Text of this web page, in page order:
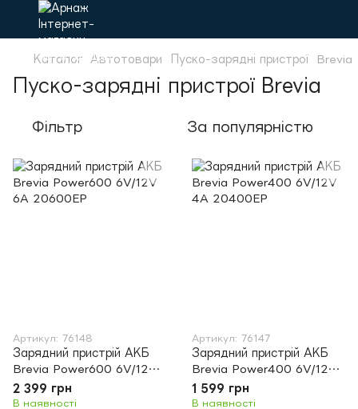
Каталог Автотовари Пуско-зарядні пристрої Brevia
Пуско-зарядні пристрої Brevia
Фільтр За популярністю
Артикул: 76148
Зарядний пристрій АКБ
Brevia Power600 6V/12V
6A 20600EP
2 399 грн
В наявності
Артикул: 76147
Зарядний пристрій АКБ
Brevia Power400 6V/12V
4A 20400EP
1 599 грн
В наявності